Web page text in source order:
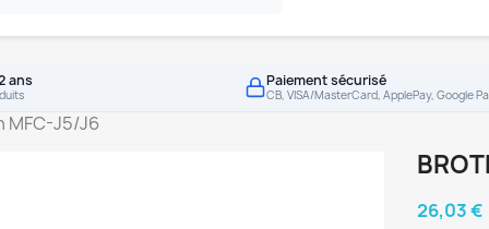
ans Paiement sécurisé
CB, VISA/MasterCard, ApplePay, Google
MFC-J5/J6
26,03 €